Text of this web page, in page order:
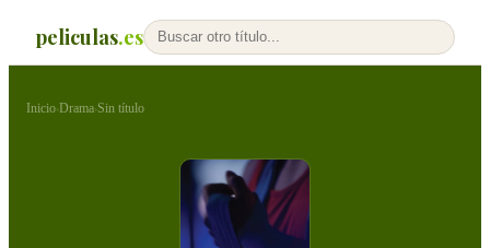
peliculas.es
Inicio›Drama›Sin título